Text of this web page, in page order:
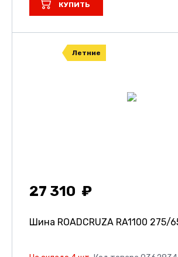
КУПИТЬ
Летние
27 310
Шина ROADCRUZA RA1100 275/